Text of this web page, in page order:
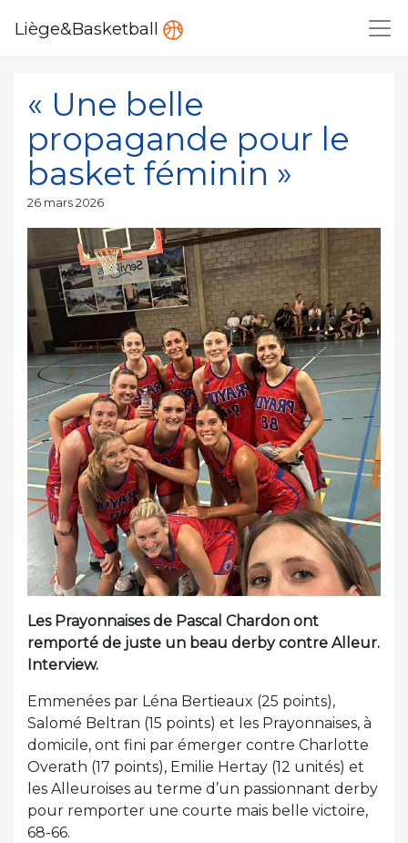
Liège&Basketball
« Une belle
propagande pour le
basket féminin »
Publié
26 mars 2026
Les Prayonnaises de Pascal Chardon ont
remporté de juste un beau derby contre Alleur.
Interview.
Emmenées par Léna Bertieaux (25 points),
Salomé Beltran (15 points) et les Prayonnaises, à
domicile, ont fini par émerger contre Charlotte
Overath (17 points), Emilie Hertay (12 unités) et
les Alleuroises au terme d’un passionnant derby
pour remporter une courte mais belle victoire,
68-66.